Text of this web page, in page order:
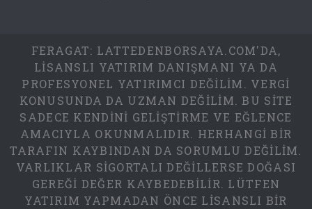
FERAGAT: LATTEDENBORSAYA.COM'DA,
LISANSLI YATIRIM DANIŞMANI YA DA
PROFESYONEL YATIRIMCI DEĞILIM. VERGI
KONUSUNDA DA UZMAN DEĞILIM. BU SITE
SADECE KENDINI GELIŞTIRME VE EĞLENCE
AMACIYLA OKUNMALIDIR. HERHANGI BIR
TARAFIN KAYBINDAN DA SORUMLU DEĞILIM.
VARLIKLAR SIGORTALI DEĞILLERSE DOĞASI
GEREĞI DEĞER KAYBEDEBILIR. LÜTFEN
YATIRIM YAPMADAN ÖNCE LISANSLI BIR